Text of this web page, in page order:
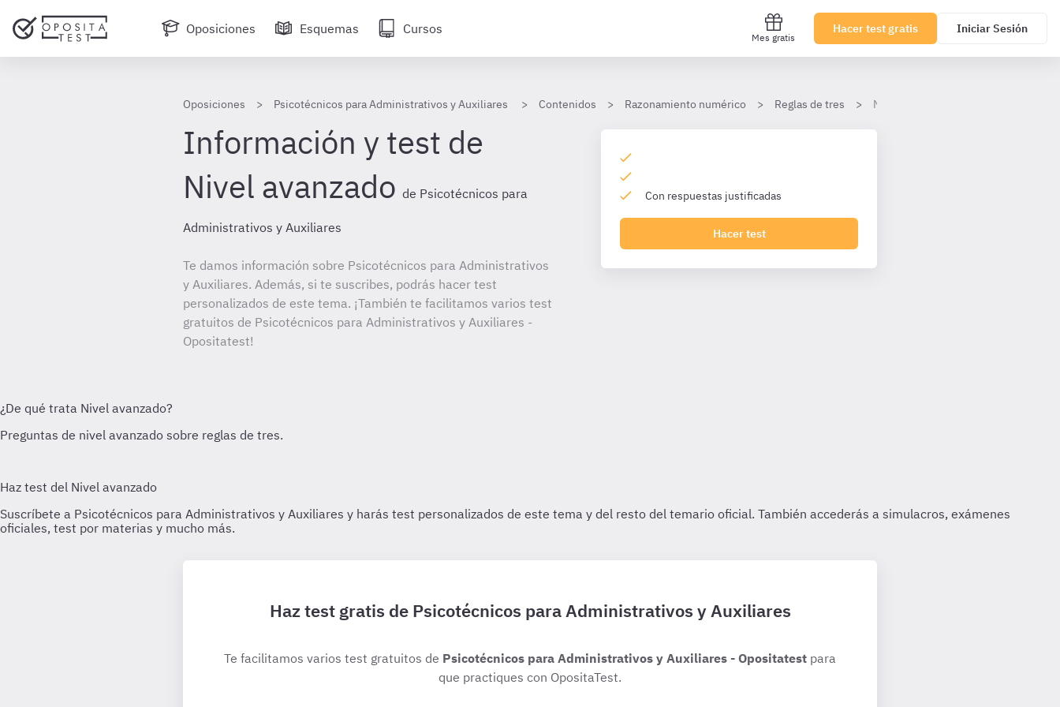
Oposiciones Esquemas Cursos
Mes gratis
Hacer test gratis Iniciar Sesión
Oposiciones Psicotécnicos para Administrativos y Auxiliares Contenidos Razonamiento numérico Reglas de tres Nivel avanzado
Información y test de
Nivel avanzado de Psicotécnicos para
Administrativos y Auxiliares
Te damos información sobre Psicotécnicos para Administrativos
y Auxiliares. Además, si te suscribes, podrás hacer test
personalizados de este tema. ¡También te facilitamos varios test
gratuitos de Psicotécnicos para Administrativos y Auxiliares -
Opositatest!
Con respuestas justificadas
Hacer test
Haz test gratis de Psicotécnicos para Administrativos y Auxiliares
Te facilitamos varios test gratuitos de Psicotécnicos para Administrativos y Auxiliares - Opositatest para
que practiques con OpositaTest.